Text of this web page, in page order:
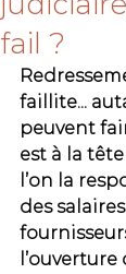
fail ?
faillite...
peuvent
est à la
l’on la
des